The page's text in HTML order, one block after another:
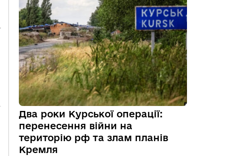
Два роки Курської операції:
перенесення війни на
територію рф та злам планів
Кремля